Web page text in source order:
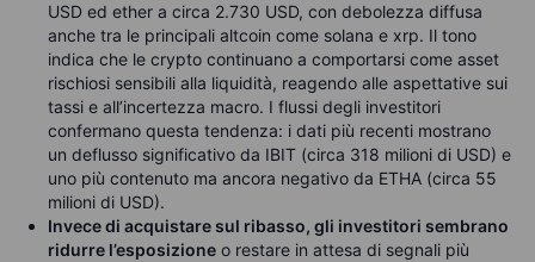
USD ed ether a circa 2.730 USD, con debolezza diffusa
anche tra le principali altcoin come solana e xrp. Il tono
indica che le crypto continuano a comportarsi come asset
rischiosi sensibili alla liquidità, reagendo alle aspettative sui
tassi e all’incertezza macro. I flussi degli investitori
confermano questa tendenza: i dati più recenti mostrano
un deflusso significativo da IBIT (circa 318 milioni di USD) e
uno più contenuto ma ancora negativo da ETHA (circa 55
milioni di USD).
Invece di acquistare sul ribasso, gli investitori sembrano
ridurre l’esposizione o restare in attesa di segnali più